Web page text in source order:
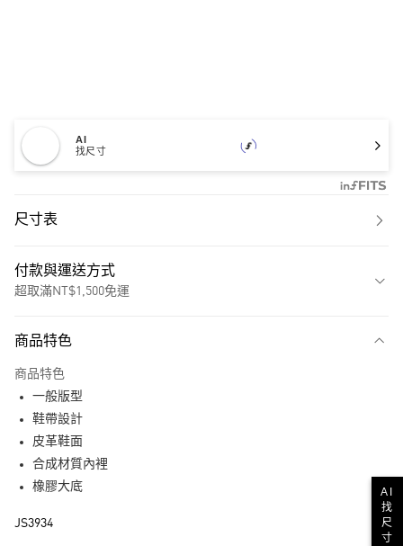
AI
找尺寸
尺寸表
付款與運送方式
超取滿NT$1,500免運
LINE Pay
全家取貨付款
商品特色
商品特色
一般版型
鞋帶設計
皮革鞋面
合成材質內裡
橡膠大底
JS3934
AI
找
尺
寸